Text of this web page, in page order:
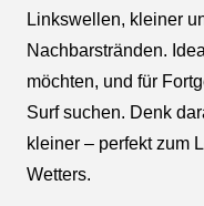
Linkswellen, kleiner
Nachbarstränden.
möchten, und für
Surf suchen. Denk
kleiner – perfekt zum
Wetters.